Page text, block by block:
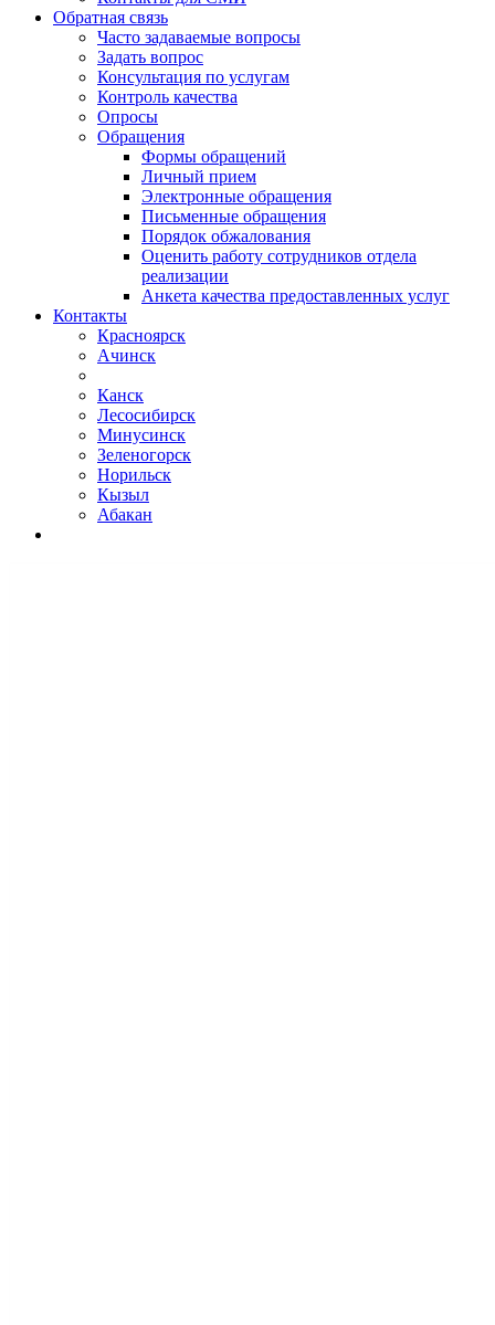
Обратная связь
Часто задаваемые вопросы
Задать вопрос
Консультация по услугам
Контроль качества
Опросы
Обращения
Формы обращений
Личный прием
Электронные обращения
Письменные обращения
Порядок обжалования
Оценить работу сотрудников отдела
реализации
Анкета качества предоставленных услуг
Контакты
Красноярск
Ачинск
Канск
Лесосибирск
Минусинск
Зеленогорск
Норильск
Кызыл
Абакан